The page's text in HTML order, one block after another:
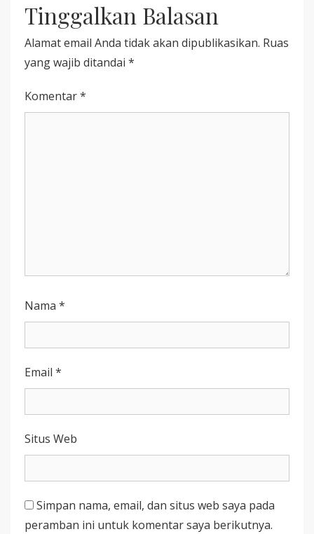
KEMBALI
MENGUBAH
DUA
KELUARGA
SIAP
TEROR
INDONESIA
Tinggalkan Balasan
Alamat email Anda tidak akan dipublikasikan. Ruas
yang wajib ditandai *
Komentar*
Nama *
Email *
Situs Web
Simpan nama, email, dan situs web saya pada
peramban ini untuk komentar saya berikutnya.